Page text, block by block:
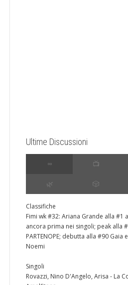
Ultime Discussioni
∞ 📺
🌿 🎲
Classifiche
Fimi wk #32: Ariana Grande alla #1
ancora prima nei singoli; peak alla
PARTENOPE; debutta alla #90 Gaia
Noemi
Singoli
Rovazzi, Nino D'Angelo, Arisa - La